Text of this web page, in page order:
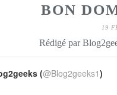
BON
19
Rédigé par
(@Blog2geeks1)